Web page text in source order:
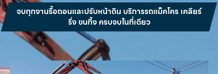
จบทุกงานรื้อถอนและปรับหน้าดิน บริการรถแม็คโคร เคลียร์
ริ่ง ขนทิ้ง ครบจบในที่เดียว